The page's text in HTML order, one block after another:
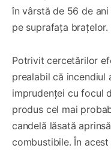
în vârstă de 56 de
pe suprafața brațelor.
Potrivit cercetărilor
prealabil că incendiul
imprudenței cu focul
produs cel mai
candelă lăsată
combustibile. În